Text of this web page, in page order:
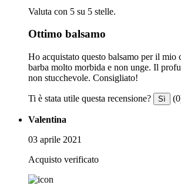
Valuta con 5 su 5 stelle.
Ottimo balsamo
Ho acquistato questo balsamo per il mio
barba molto morbida e non unge. Il
non stucchevole. Consigliato!
Ti è stata utile questa recensione? Sì
Valentina
03 aprile 2021
Acquisto verificato